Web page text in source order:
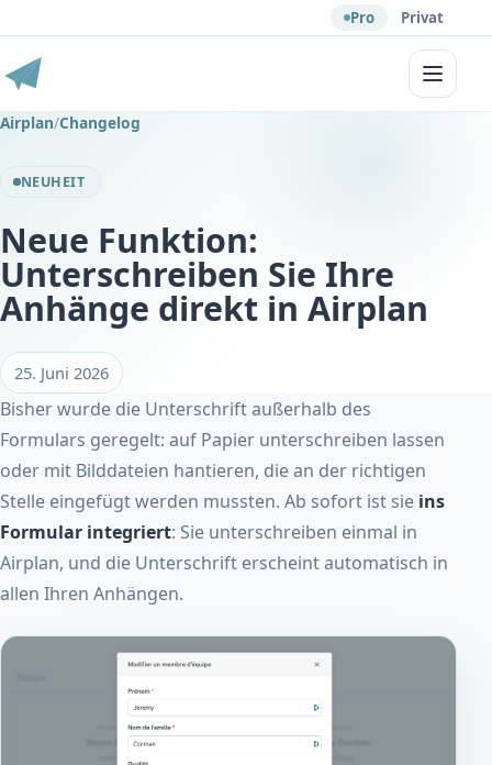
Pro Privat
Menü
Airplan/Changelog
NEUHEIT
Neue Funktion:
Unterschreiben Sie Ihre
Anhänge direkt in Airplan
25. Juni 2026
Bisher wurde die Unterschrift außerhalb des
Formulars geregelt: auf Papier unterschreiben lassen
oder mit Bilddateien hantieren, die an der richtigen
Stelle eingefügt werden mussten. Ab sofort ist sie ins
Formular integriert: Sie unterschreiben einmal in
Airplan, und die Unterschrift erscheint automatisch in
allen Ihren Anhängen.